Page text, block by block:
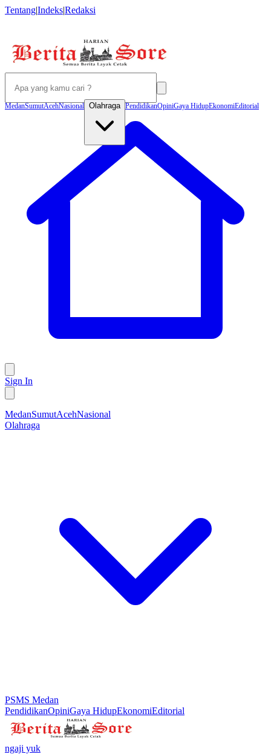
Tentang|Indeks|Redaksi
MedanSumutAcehNasional Olahraga PendidikanOpiniGaya HidupEkonomiEditorial
Sign In
MedanSumutAcehNasional
Olahraga
PSMS Medan
PendidikanOpiniGaya HidupEkonomiEditorial
ngaji yuk